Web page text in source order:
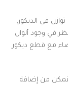
في الديكور،
في وجود ألوان
مع قطع ديكور
من إضافة